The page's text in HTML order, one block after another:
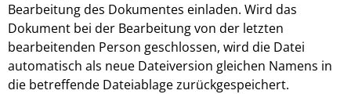
Bearbeitung des Dokumentes einladen. Wird das
Dokument bei der Bearbeitung von der letzten
bearbeitenden Person geschlossen, wird die Datei
automatisch als neue Dateiversion gleichen Namens in
die betreffende Dateiablage zurückgespeichert.